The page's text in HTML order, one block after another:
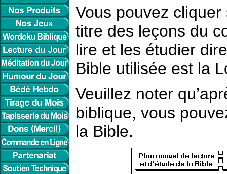
Vous pouvez
titre des leçons du
lire et les étudier
Bible utilisée est la
Veuillez noter
biblique, vous
la Bible.